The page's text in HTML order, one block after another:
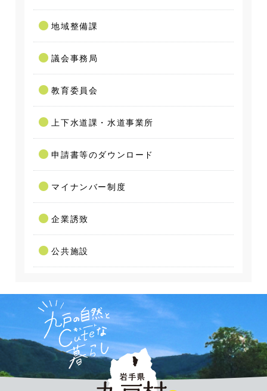
地域整備課
議会事務局
教育委員会
上下水道課・水道事業所
申請書等のダウンロード
マイナンバー制度
企業誘致
公共施設